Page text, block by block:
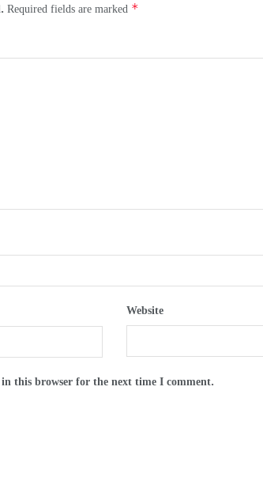
Required fields are marked *
Website
this browser for the next time I comment.